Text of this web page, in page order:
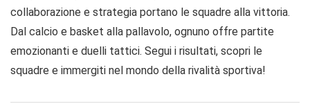
collaborazione e strategia portano le squadre alla vittoria.
Dal calcio e basket alla pallavolo, ognuno offre partite
emozionanti e duelli tattici. Segui i risultati, scopri le
squadre e immergiti nel mondo della rivalità sportiva!